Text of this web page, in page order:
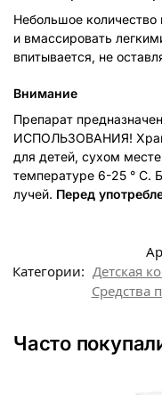
Небольшое количество
и вмассировать
впитывается, не
Внимание
Препарат
ИСПОЛЬЗОВАНИЯ!
для детей, сухом
температуре 6-25 ° C.
лучей. Перед
Категории: Детская
Средства
Часто